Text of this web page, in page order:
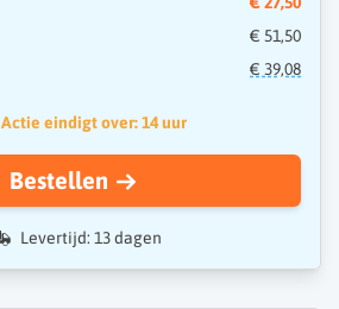
€ 51,50
€ 39,08
Actie eindigt over: 14 uur
Bestellen
Levertijd: 13 dagen